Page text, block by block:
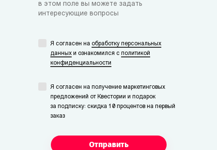
в этом поле вы можете задать
интересующие вопросы
Я согласен на обработку персональных
данных и ознакомился с политикой
конфиденциальности
Я согласен на получение маркетинговых
предложений от Квестории и подарок
за подписку: скидка 10 процентов на первый
заказ
Отправить